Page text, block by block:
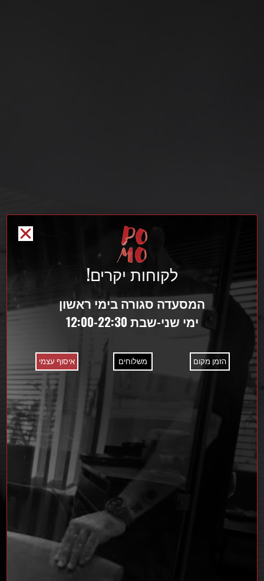
לקוחות יקרים!
המסעדה סגורה בימי ראשון
ימי שני-שבת 12:00-22:30
הזמן מקום משלוחים איסוף עצמי